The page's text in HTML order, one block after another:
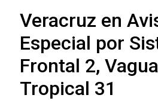
Veracruz en
Especial por
Frontal 2,
Tropical 31